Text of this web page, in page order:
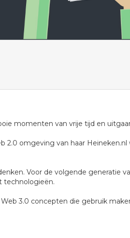
momenten van vrije tijd en
2.0 omgeving van haar
Voor de volgende generatie
technologieën.
3.0 concepten die gebruik